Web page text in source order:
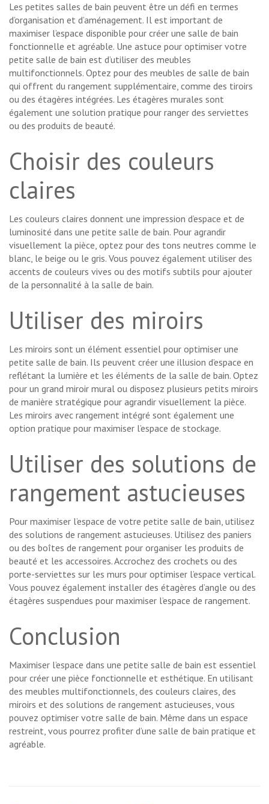
Les petites salles de bain peuvent être un défi en termes
d’organisation et d’aménagement. Il est important de
maximiser l’espace disponible pour créer une salle de bain
fonctionnelle et agréable. Une astuce pour optimiser votre
petite salle de bain est d’utiliser des meubles
multifonctionnels. Optez pour des meubles de salle de bain
qui offrent du rangement supplémentaire, comme des tiroirs
ou des étagères intégrées. Les étagères murales sont
également une solution pratique pour ranger des serviettes
ou des produits de beauté.
Choisir des couleurs
claires
Les couleurs claires donnent une impression d’espace et de
luminosité dans une petite salle de bain. Pour agrandir
visuellement la pièce, optez pour des tons neutres comme le
blanc, le beige ou le gris. Vous pouvez également utiliser des
accents de couleurs vives ou des motifs subtils pour ajouter
de la personnalité à la salle de bain.
Utiliser des miroirs
Les miroirs sont un élément essentiel pour optimiser une
petite salle de bain. Ils peuvent créer une illusion d’espace en
reflétant la lumière et les éléments de la salle de bain. Optez
pour un grand miroir mural ou disposez plusieurs petits miroirs
de manière stratégique pour agrandir visuellement la pièce.
Les miroirs avec rangement intégré sont également une
option pratique pour maximiser l’espace de stockage.
Utiliser des solutions de
rangement astucieuses
Pour maximiser l’espace de votre petite salle de bain, utilisez
des solutions de rangement astucieuses. Utilisez des paniers
ou des boîtes de rangement pour organiser les produits de
beauté et les accessoires. Accrochez des crochets ou des
porte-serviettes sur les murs pour optimiser l’espace vertical.
Vous pouvez également installer des étagères d’angle ou des
étagères suspendues pour maximiser l’espace de rangement.
Conclusion
Maximiser l’espace dans une petite salle de bain est essentiel
pour créer une pièce fonctionnelle et esthétique. En utilisant
des meubles multifonctionnels, des couleurs claires, des
miroirs et des solutions de rangement astucieuses, vous
pouvez optimiser votre salle de bain. Même dans un espace
restreint, vous pourrez profiter d’une salle de bain pratique et
agréable.